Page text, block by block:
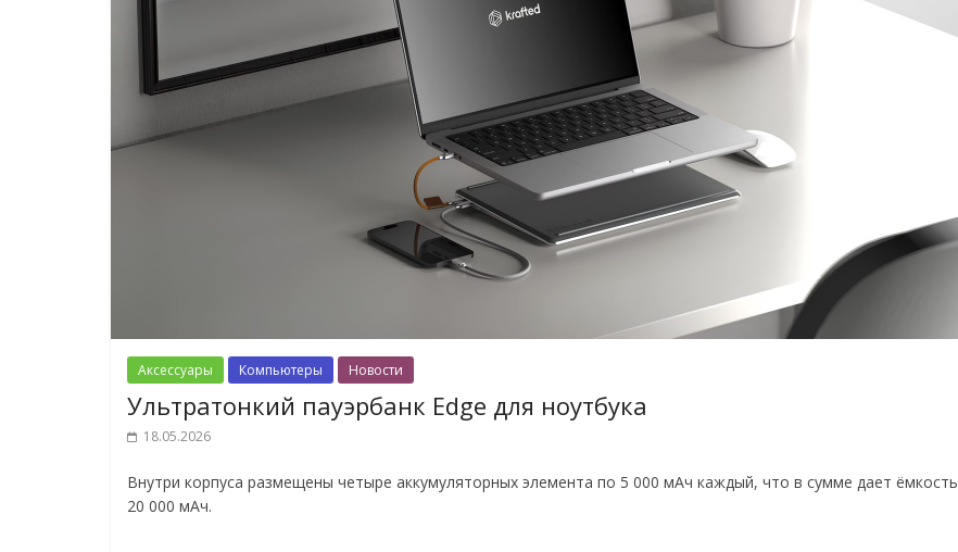
Аксессуары Компьютеры Новости
Ультратонкий пауэрбанк Edge для ноутбука
18.05.2026
Внутри корпуса размещены четыре аккумуляторных элемента по 5 000 мАч каждый, что в сумме дает ёмкость
20 000 мАч.